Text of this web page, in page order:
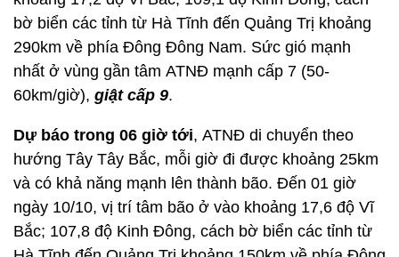
bờ biển các tỉnh từ Hà Tĩnh đến Quảng Trị khoảng
290km về phía Đông Đông Nam. Sức gió mạnh
nhất ở vùng gần tâm ATNĐ mạnh cấp 7 (50-
60km/giờ), giật cấp 9.
Dự báo trong 06 giờ tới, ATNĐ di chuyển theo
hướng Tây Tây Bắc, mỗi giờ đi được khoảng 25km
và có khả năng mạnh lên thành bão. Đến 01 giờ
ngày 10/10, vị trí tâm bão ở vào khoảng 17,6 độ Vĩ
Bắc; 107,8 độ Kinh Đông, cách bờ biển các tỉnh từ